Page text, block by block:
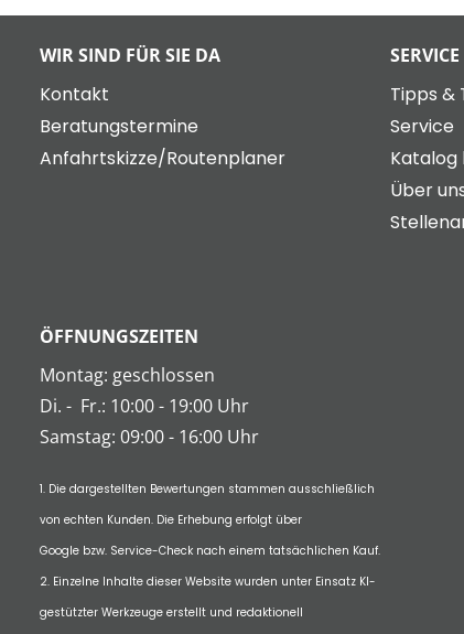
WIR SIND FÜR SIE DA
Kontakt
Beratungstermine
Anfahrtskizze/Routenplaner
SERVICE
Tipps &
Service
Über
ÖFFNUNGSZEITEN
Montag: geschlossen
Di. - Fr.: 10:00 - 19:00 Uhr
Samstag: 09:00 - 16:00 Uhr
1. Die dargestellten Bewertungen stammen ausschließlich
von echten Kunden. Die Erhebung erfolgt über
Google bzw. Service-Check nach einem tatsächlichen Kauf.
2. Einzelne Inhalte dieser Website wurden unter Einsatz KI-
gestützter Werkzeuge erstellt und redaktionell